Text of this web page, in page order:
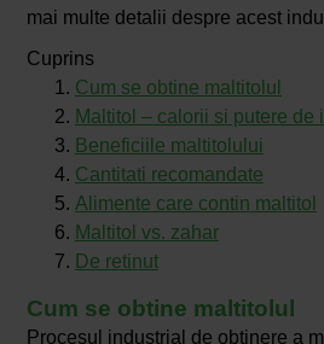
mai multe detalii despre acest
Cuprins
Cum se obtine maltitolul
Maltitol – calorii si putere de
Beneficiile maltitolului
Cantitati recomandate
Alimente care contin maltitol
Maltitol vs. zahar
De retinut
Cum se obtine maltitolul
Procesul industrial de obtinere a